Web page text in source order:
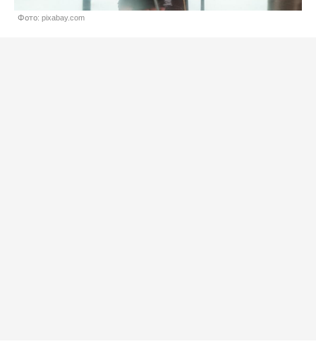
Фото: pixabay.com